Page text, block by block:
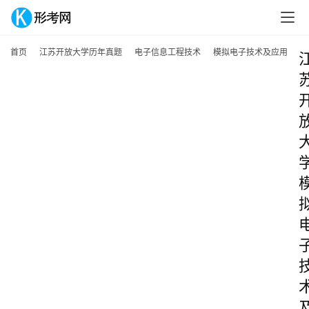
首页 江苏开放大学历年真题 电子信息工程技术 模拟电子技术及应用